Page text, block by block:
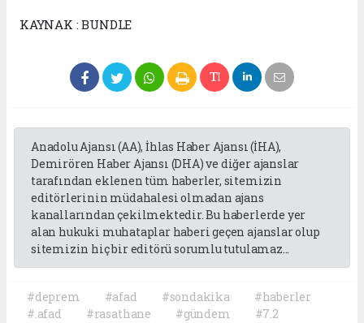
KAYNAK : BUNDLE
Anadolu Ajansı (AA), İhlas Haber Ajansı (İHA),
Demirören Haber Ajansı (DHA) ve diğer ajanslar
tarafından eklenen tüm haberler, sitemizin
editörlerinin müdahalesi olmadan ajans
kanallarından çekilmektedir. Bu haberlerde yer
alan hukuki muhataplar haberi geçen ajanslar olup
sitemizin hiç bir editörü sorumlu tutulamaz...
#deprem #afad #sondakika
#haberler
#.afad
#rasathane #gündem #7.2